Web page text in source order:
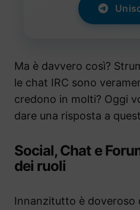
Ma è davvero così?
le chat IRC sono
credono in molti? Oggi
dare una risposta a
Social, Chat e
dei ruoli
Innanzitutto è doveroso